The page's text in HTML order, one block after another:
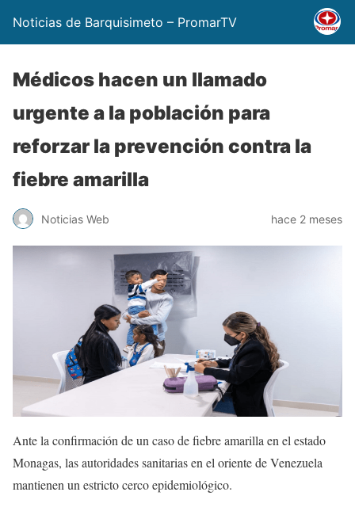
Noticias de Barquisimeto – PromarTV
Médicos hacen un llamado
urgente a la población para
reforzar la prevención contra la
fiebre amarilla
Noticias Web hace 2 meses
Ante la confirmación de un caso de fiebre amarilla en el estado
Monagas, las autoridades sanitarias en el oriente de Venezuela
mantienen un estricto cerco epidemiológico.